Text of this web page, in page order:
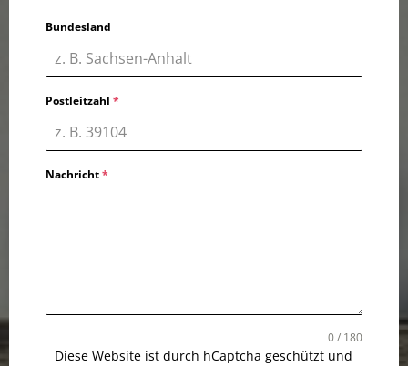
Bundesland
Postleitzahl *
Nachricht*
0 / 180
Diese Website ist durch hCaptcha geschützt und